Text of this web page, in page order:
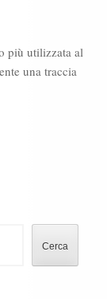
più utilizzata al
una traccia
Cerca